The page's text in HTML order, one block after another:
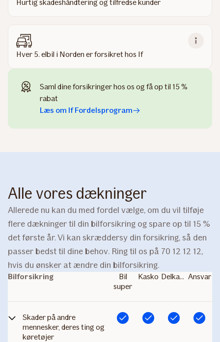
Hurtig skadeshåndtering og tilfredse kunder
Hver 5. elbil i Norden er forsikret hos If
Saml dine forsikringer hos os og få op til 15 %
rabat
Læs om If Fordelsprogram
Alle vores dækninger
Allerede nu kan du med fordel vælge, om du vil tilføje
flere dækninger til din bilforsikring og spare op til 15 %
det første år. Vi kan skræddersy din forsikring, så den
passer bedst til dine behov. Ring til os på 70 12 12 12,
hvis du ønsker at ændre din bilforsikring.
Bilforsikring
Bil
super
Kasko Delkasko Ansvar
Skader på andre
mennesker, deres ting og
køretøjer
Inkluderet Inkluderet Inkluderet Inkluderet